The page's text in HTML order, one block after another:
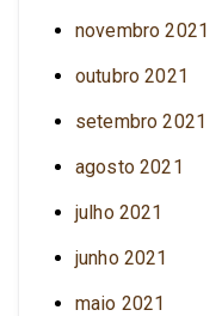
novembro 2021
outubro 2021
setembro 2021
agosto 2021
julho 2021
junho 2021
maio 2021